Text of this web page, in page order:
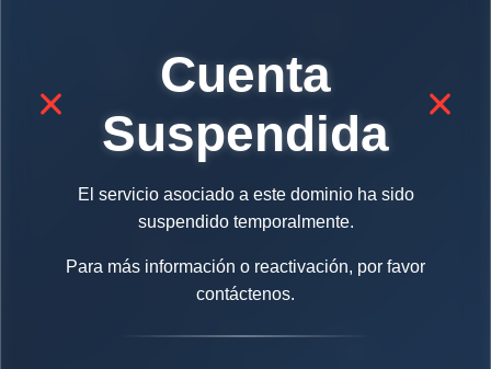
Cuenta
Suspendida
El servicio asociado a este dominio ha sido
suspendido temporalmente.
Para más información o reactivación, por favor
contáctenos.